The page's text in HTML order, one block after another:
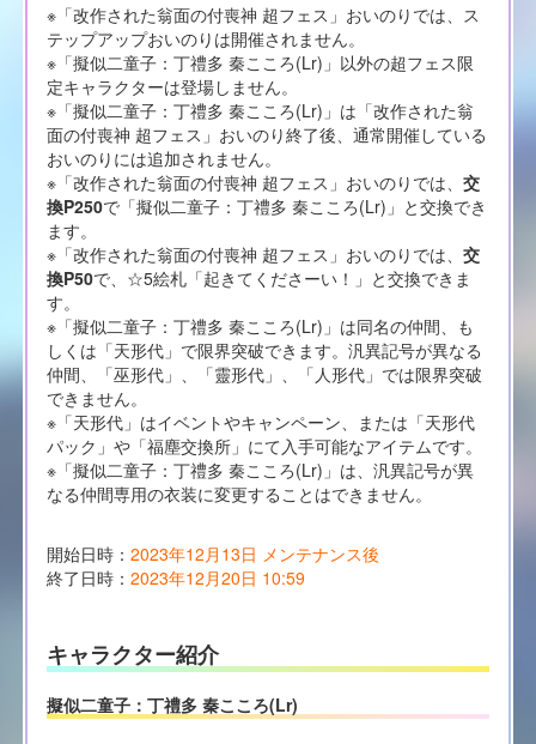
※「改作された翁面の付喪神 超フェス」おいのりでは、ス
テップアップおいのりは開催されません。
※「擬似二童子：丁禮多 秦こころ(Lr)」以外の超フェス限
定キャラクターは登場しません。
※「擬似二童子：丁禮多 秦こころ(Lr)」は「改作された翁
面の付喪神 超フェス」おいのり終了後、通常開催している
おいのりには追加されません。
※「改作された翁面の付喪神 超フェス」おいのりでは、 交
換P250で「擬似二童子：丁禮多 秦こころ(Lr)」と交換でき
ます。
※「改作された翁面の付喪神 超フェス」おいのりでは、 交
換P50で、☆5絵札「起きてくださーい！」と交換できま
す。
※「擬似二童子：丁禮多 秦こころ(Lr)」は同名の仲間、も
しくは「天形代」で限界突破できます。汎異記号が異なる
仲間、「巫形代」、「靈形代」、「人形代」では限界突破
できません。
※「天形代」はイベントやキャンペーン、または「天形代
パック」や「福塵交換所」にて入手可能なアイテムです。
※「擬似二童子：丁禮多 秦こころ(Lr)」は、汎異記号が異
なる仲間専用の衣装に変更することはできません。
開始日時： 2023年12月13日 メンテナンス後
終了日時： 2023年12月20日 10:59
キャラクター紹介
擬似二童子：丁禮多 秦こころ(Lr)